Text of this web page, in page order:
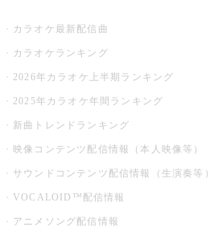
カラオケ最新配信曲
カラオケランキング
2026年カラオケ上半期ランキング
2025年カラオケ年間ランキング
新曲トレンドランキング
映像コンテンツ配信情報（本人映像等）
サウンドコンテンツ配信情報（生演奏等）
VOCALOID™配信情報
アニメソング配信情報